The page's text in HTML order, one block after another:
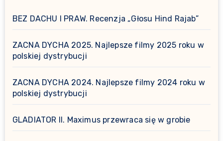
BEZ DACHU I PRAW. Recenzja „Głosu Hind Rajab”
ZACNA DYCHA 2025. Najlepsze filmy 2025 roku w
polskiej dystrybucji
ZACNA DYCHA 2024. Najlepsze filmy 2024 roku w
polskiej dystrybucji
GLADIATOR II. Maximus przewraca się w grobie